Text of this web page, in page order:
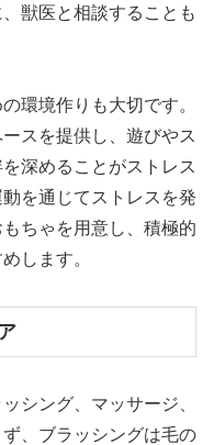
獣医と相談することも
環境作りも大切です。
スを提供し、遊びやス
深めることがストレス
を通じてストレスを発
ちゃを用意し、積極的
します。
シング、マッサージ、
、ブラッシングは毛の